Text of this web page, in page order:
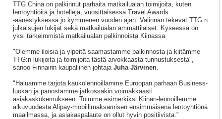
TTG China on palkinnut parhaita matkailualan toimijoita, kuten
lentoyhtiöitä ja hotelleja, vuosittaisessa Travel Awards
-äänestyksessä jo kymmenen vuoden ajan. Valinnan tekevät TTG:n
julkaisujen lukijat sekä matkailualan ammattilaiset. Kyseessä on
yksi tärkeimmistä matkailualan palkinnoista Kiinassa.
"Olemme iloisia ja ylpeitä saamastamme palkinnosta ja kiitämme
TTG:n lukijoita ja toimijoita tästä arvokkaasta tunnustuksesta",
sanoo Finnairin kaupallinen johtaja Juha Järvinen.
"Haluamme tarjota kaukolennoillamme Euroopan parhaan Business-
luokan ja panostamme jatkossakin voimakkaasti
asiakaskokemukseen. Toimme esimerkiksi Kiinan-lennoillemme
alkuvuodesta Alipay-mobiilimaksamisen ensimmäisenä lentoyhtiönä
maailmassa, ja asiakaspalaute on ollut hyvin positiivista.”